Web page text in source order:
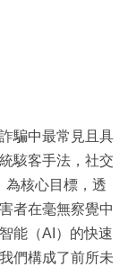
騙中最常見且具
駭客手法，社交
為核心目標，透
者在毫無察覺中
能（AI）的快速
們構成了前所未